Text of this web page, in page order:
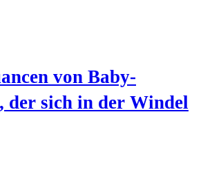
von Baby-
der sich in der Windel